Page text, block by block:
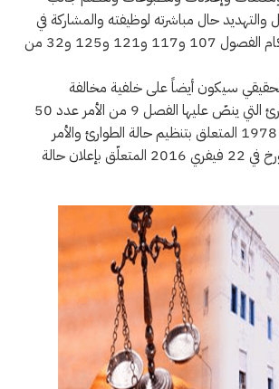
حال مباشرته لوظيفته والمشاركة في
جميع ذلك طبق أحكام الفصول 107 و117 و121 و125 و32 من
سيكون أيضاً على خلفية مخالفة
مقتضيات حالة الطوارئ التي ينصّ عليها الفصل 9 من الأمر عدد 50
المؤرخ في 26 جانفي 1978 المتعلق بتنظيم حالة الطوارئ والأمر
الرئاسي عدد 15 المؤرخ في 22 فيفري 2016 المتعلّق بإعلان حالة